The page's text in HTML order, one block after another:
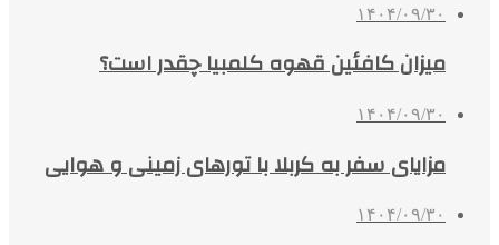
۱۴۰۴/۰۹/۳۰
میزان کافئین قهوه کلمبیا چقدر است؟
۱۴۰۴/۰۹/۳۰
مزایای سفر به کربلا با تورهای زمینی و هوایی
۱۴۰۴/۰۹/۳۰